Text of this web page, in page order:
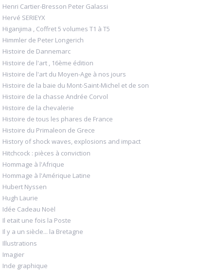
Henri Cartier-Bresson Peter Galassi
Hervé SERIEYX
Higanjima , Coffret 5 volumes T1 à T5
Himmler de Peter Longerich
Histoire de Dannemarc
Histoire de l'art , 16ème édition
Histoire de l'art du Moyen-Age à nos jours
Histoire de la baie du Mont-Saint-Michel et de son
Histoire de la chasse Andrée Corvol
Histoire de la chevalerie
Histoire de tous les phares de France
Histoire du Primaleon de Grece
History of shock waves, explosions and impact
Hitchcock : pièces à conviction
Hommage à l'Afrique
Hommage à l'Amérique Latine
Hubert Nyssen
Hugh Laurie
Idée Cadeau Noël
Il etait une fois la Poste
Il y a un siècle... la Bretagne
Illustrations
Imagier
Inde graphique